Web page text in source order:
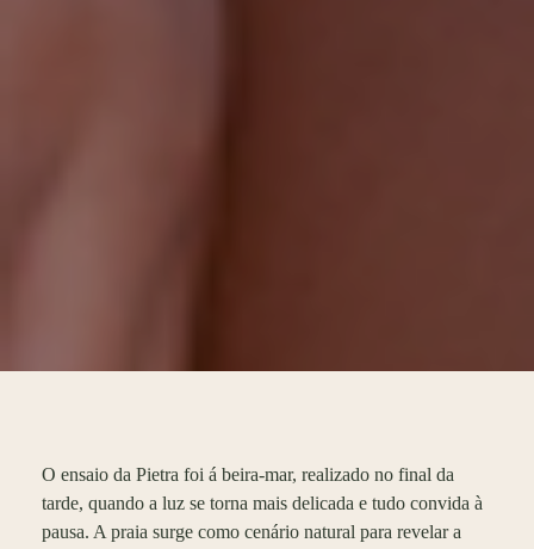
O ensaio da Pietra foi á beira-mar, realizado no final da
tarde, quando a luz se torna mais delicada e tudo convida à
pausa. A praia surge como cenário natural para revelar a